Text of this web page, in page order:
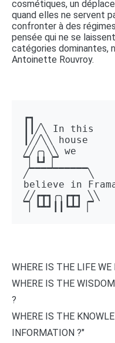
cosmétiques, un
quand elles ne servent
confronter à des
pensée qui ne se
catégories dominantes,
Antoinette Rouvroy.
┏┓
┃┃╱╲ In this
┃╱╱╲╲ house
╱╱╭╮╲╲ we
▔▏┗┛▕▔
╱▔▔▔▔▔▔▔▔▔▔╲
believe in
╱╱┏┳┓╭╮┏┳┓ ╲╲
▔▏┗┻┛┃┃┗┻┛▕▔
WHERE IS THE LIFE
WHERE IS THE
?
WHERE IS THE
INFORMATION ?"